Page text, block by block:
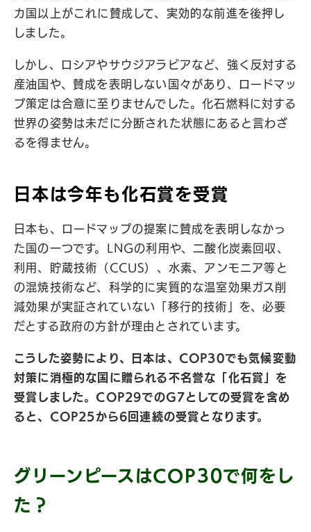
カ国以上がこれに賛成して、実効的な前進を後押し
しました。
しかし、ロシアやサウジアラビアなど、強く反対する
産油国や、賛成を表明しない国々があり、ロードマッ
プ策定は合意に至りませんでした。化石燃料に対する
世界の姿勢は未だに分断された状態にあると言わざ
るを得ません。
日本は今年も化石賞を受賞
日本も、ロードマップの提案に賛成を表明しなかっ
た国の一つです。LNGの利用や、二酸化炭素回収、
利用、貯蔵技術（CCUS）、水素、アンモニア等と
の混焼技術など、科学的に実質的な温室効果ガス削
減効果が実証されていない「移行的技術」を、必要
だとする政府の方針が理由とされています。
こうした姿勢により、日本は、COP30でも気候変動
対策に消極的な国に贈られる不名誉な「化石賞」を
受賞しました。COP29でのG7としての受賞を含め
ると、COP25から6回連続の受賞となります。
グリーンピースはCOP30で何をし
た？